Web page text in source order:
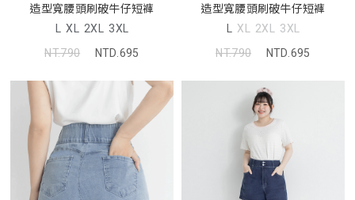
造型寬腰頭刷破牛仔短褲
L XL 2XL 3XL
NT.790
NTD.695
造型寬腰頭刷破牛仔短褲
L XL 2XL 3XL
NT.790
NTD.695